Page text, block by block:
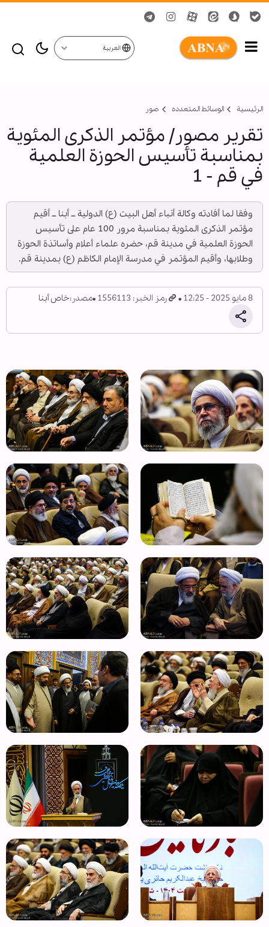
العربية
الرئيسية الوسائط المتعدده صور
تقرير مصور/ مؤتمر الذكرى المئوية
بمناسبة تأسيس الحوزة العلمية
في قم - 1
وفقا لما أفادته وكالة أنباء أهل البيت (ع) الدولية ــ أبنا ــ أقيم
مؤتمر الذكرى المئوية بمناسبة مرور 100 عام على تأسيس
الحوزة العلمية في مدينة قم، حضره علماء أعلام وأساتذة الحوزة
وطلابها، وأقيم المؤتمر في مدرسة الإمام الكاظم (ع) بمدينة قم.
8 مايو 2025 - 12:25 رمز الخبر: 1556113 مصدر:خاص أبنا